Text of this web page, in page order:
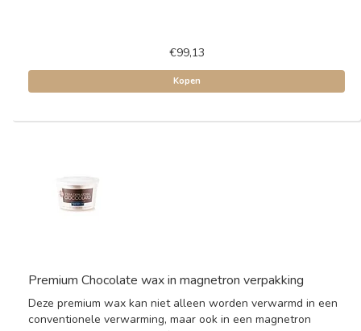
€99,13
Kopen
Premium Chocolate wax in magnetron verpakking
Deze premium wax kan niet alleen worden verwarmd in een
conventionele verwarming, maar ook in een magnetron